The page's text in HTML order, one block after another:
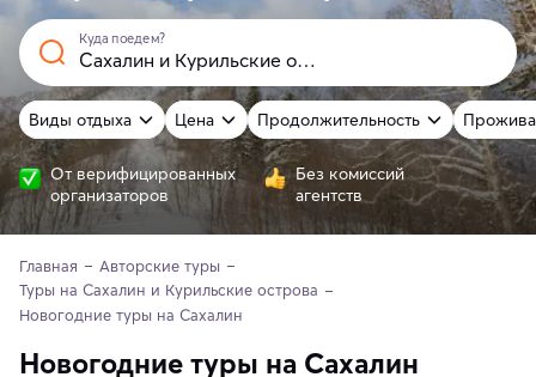
Куда поедем?
Виды отдыха Цена Продолжительность
От верифицированных
организаторов
Без комиссий
агентств
Главная
Авторские туры
Туры на Сахалин и Курильские острова
Новогодние туры на Сахалин
Новогодние туры на Сахалин